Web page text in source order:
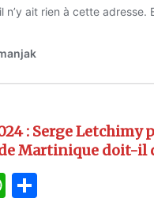
: Serge
Martinique doit-il
WhatsApp